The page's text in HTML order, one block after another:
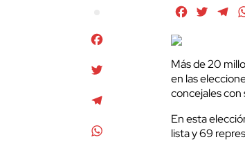
FacebookTwitter
Más de 20
en las
concejales
En esta
lista y 69